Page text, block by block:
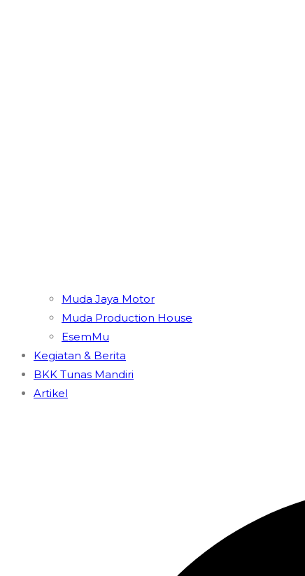
Muda Jaya Motor
Muda Production House
EsemMu
Kegiatan & Berita
BKK Tunas Mandiri
Artikel